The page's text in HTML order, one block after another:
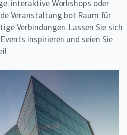
interaktive Workshops oder
Veranstaltung bot Raum für
Verbindungen. Lassen Sie sich
inspirieren und seien Sie